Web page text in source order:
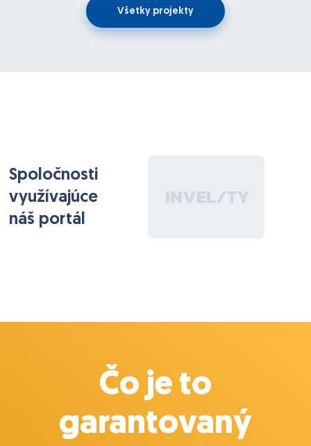
potvrdím že mi prišiel tovar,automaticky to budem
mať na sklade a potom pri výkaze práce pracovník
strany e-mailom alebo osobne.
Všetky projekty
Spoločnosti
využívajúce
náš portál
Čo je to
garantovaný